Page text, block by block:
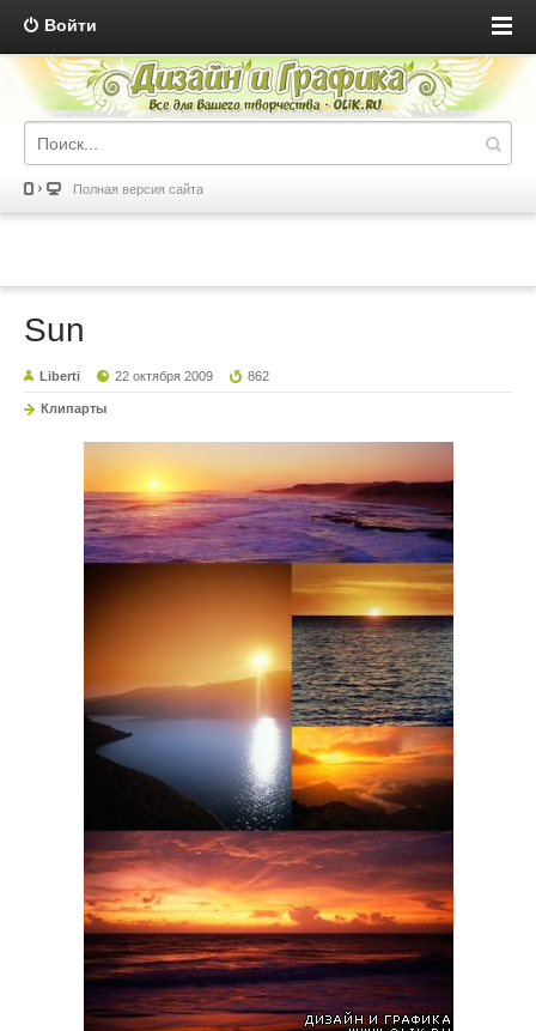
Войти
Полная версия сайта
Sun
Liberti 22 октября 2009 862
Клипарты